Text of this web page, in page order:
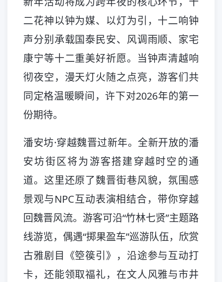
二花神以钟为媒、以灯为引，十二响钟
声分别承载国泰民安、风调雨顺、家宅
康宁等十二重美好祈愿。当钟声清越响
彻夜空，漫天灯火随之点亮，游客们共
同定格温暖瞬间，许下对2026年的第一
份期待。
潘安坊·穿越魏晋过新年。全新开放的潘
安坊街区将为游客搭建穿越时空的通
道。这里还原了魏晋街巷风貌，氛围感
景观与NPC互动表演相结合，带你穿越
回魏晋风流。游客可沿“竹林七贤”主题路
线游览，偶遇“掷果盈车”巡游队伍，欣赏
古雅剧目《箜篌引》，沿途参与互动打
卡，还能领取福礼，在文人风雅与市井